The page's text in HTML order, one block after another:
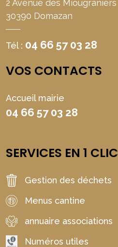
2 Avenue des Miougraniers
30390 Domazan
Tél : 04 66 57 03 28
VOS CONTACTS
Accueil mairie
04 66 57 03 28
SERVICES EN 1 CLIC
Gestion des déchets
Menus cantine
annuaire associations
Numéros utiles